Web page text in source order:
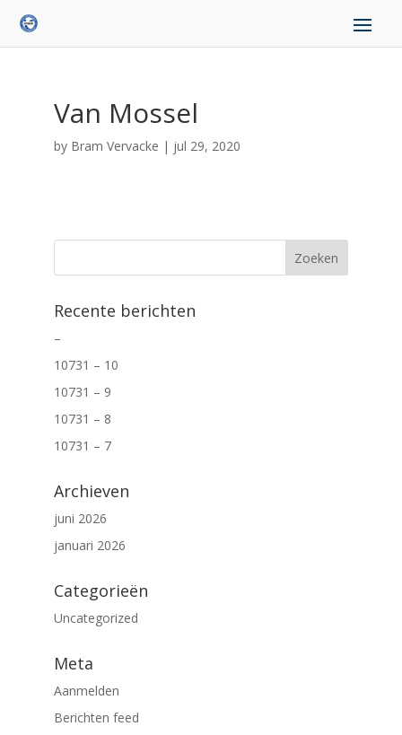
Van Mossel
by Bram Vervacke | jul 29, 2020
Recente berichten
–
10731 – 10
10731 – 9
10731 – 8
10731 – 7
Archieven
juni 2026
januari 2026
Categorieën
Uncategorized
Meta
Aanmelden
Berichten feed